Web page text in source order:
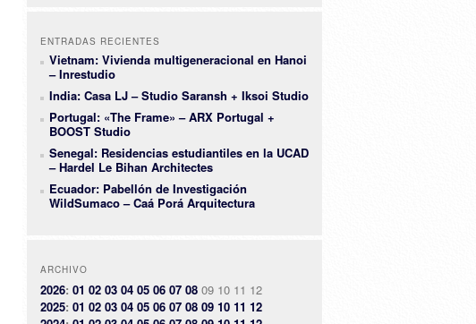
ENTRADAS RECIENTES
Vietnam: Vivienda multigeneracional en Hanoi
– Inrestudio
India: Casa LJ – Studio Saransh + Iksoi Studio
Portugal: «The Frame» – ARX Portugal +
BOOST Studio
Senegal: Residencias estudiantiles en la UCAD
– Hardel Le Bihan Architectes
Ecuador: Pabellón de Investigación
WildSumaco – Caá Porá Arquitectura
ARCHIVO
2026: 01 02 03 04 05 06 07 08 09 10 11 12
2025: 01 02 03 04 05 06 07 08 09 10 11 12